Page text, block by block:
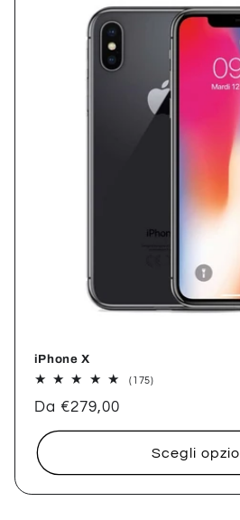
iPhone X
(175)175
Prezzo
listino
Da €279,00
Scegli